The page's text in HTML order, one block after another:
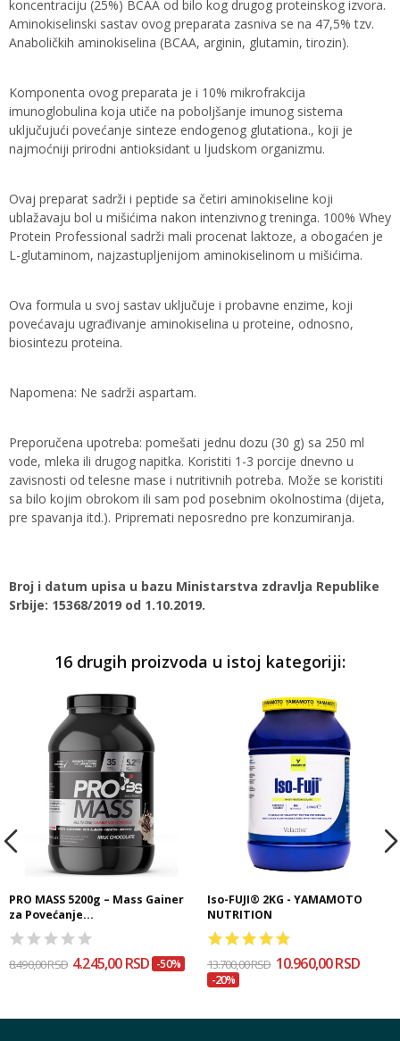
koncentraciju (25%) BCAA od bilo kog drugog proteinskog izvora.
Aminokiselinski sastav ovog preparata zasniva se na 47,5% tzv.
Anaboličkih aminokiselina (BCAA, arginin, glutamin, tirozin).
Komponenta ovog preparata je i 10% mikrofrakcija
imunoglobulina koja utiče na poboljšanje imunog sistema
uključujući povećanje sinteze endogenog glutationa., koji je
najmoćniji prirodni antioksidant u ljudskom organizmu.
Ovaj preparat sadrži i peptide sa četiri aminokiseline koji
ublažavaju bol u mišićima nakon intenzivnog treninga. 100% Whey
Protein Professional sadrži mali procenat laktoze, a obogaćen je
L-glutaminom, najzastupljenijom aminokiselinom u mišićima.
Ova formula u svoj sastav uključuje i probavne enzime, koji
povećavaju ugrađivanje aminokiselina u proteine, odnosno,
biosintezu proteina.
Napomena: Ne sadrži aspartam.
Preporučena upotreba: pomešati jednu dozu (30 g) sa 250 ml
vode, mleka ili drugog napitka. Koristiti 1-3 porcije dnevno u
zavisnosti od telesne mase i nutritivnih potreba. Može se koristiti
sa bilo kojim obrokom ili sam pod posebnim okolnostima (dijeta,
pre spavanja itd.). Pripremati neposredno pre konzumiranja.
Broj i datum upisa u bazu Ministarstva zdravlja Republike
Srbije: 15368/2019 od 1.10.2019.
16 drugih proizvoda u istoj kategoriji:
PRO MASS 5200g – Mass Gainer
za Povećanje...
8.490,00 RSD 4.245,00 RSD -50%
Iso-FUJI® 2KG - YAMAMOTO
NUTRITION
13.700,00 RSD 10.960,00 RSD
-20%